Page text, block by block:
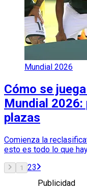
Mundial 2026
Cómo se
Mundial
plazas
Comienza la
esto es todo lo que
1 23
Publicidad